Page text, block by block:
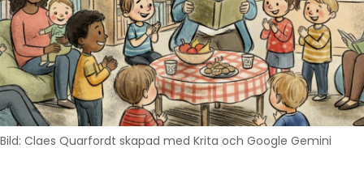
Bild: Claes Quarfordt skapad med Krita och Google Gemini